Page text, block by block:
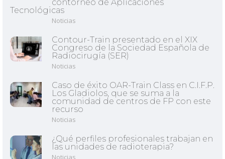
contorneo de Aplicaciones
Tecnológicas
Noticias
Contour-Train presentado en el XIX
Congreso de la Sociedad Española de
Radiocirugía (SER)
Noticias
Caso de éxito OAR-Train Class en C.I.F.P.
Los Gladiolos, que se suma a la
comunidad de centros de FP con este
recurso
Noticias
¿Qué perfiles profesionales trabajan en
las unidades de radioterapia?
Noticias